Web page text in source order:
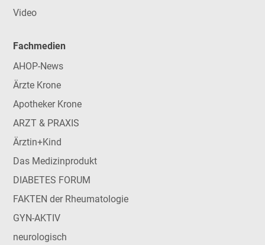
Video
Fachmedien
AHOP-News
Ärzte Krone
Apotheker Krone
ARZT & PRAXIS
Ärztin+Kind
Das Medizinprodukt
DIABETES FORUM
FAKTEN der Rheumatologie
GYN-AKTIV
neurologisch